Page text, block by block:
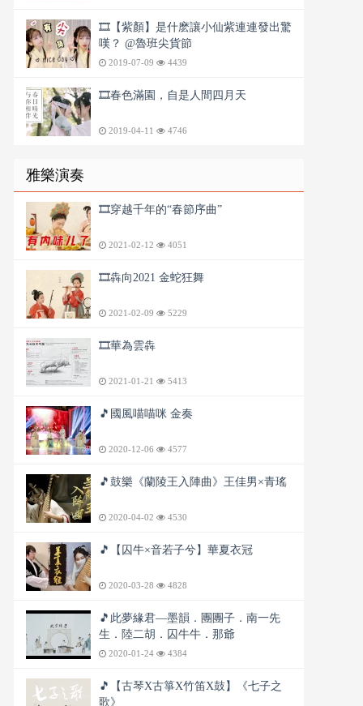
🎞️【紫顏】是什麽讓小仙紫連連發出驚
嘆？ @魯班尖貨節
2019-07-09 4439
🎞️春色滿園，自是人間四月天
2019-04-11 4746
雅樂演奏
🎞️穿越千年的“春節序曲”
2021-02-12 4051
🎞️犇向2021 金蛇狂舞
2021-02-09 5229
🎞️華為雲犇
2021-01-21 5413
🎵國風喵喵咪 金奏
2020-12-06 4577
🎵鼓樂《蘭陵王入陣曲》王佳男×青瑤
2020-04-02 4530
🎵【囚牛×音若子兮】華夏衣冠
2020-03-28 4828
🎵此夢緣君—墨韻．團團子．南一先
生．陸二胡．囚牛牛．那爺
2020-01-24 4384
🎵【古琴X古箏X竹笛X鼓】《七子之
歌》